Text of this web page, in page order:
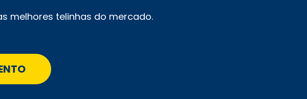
melhores telinhas do mercado.